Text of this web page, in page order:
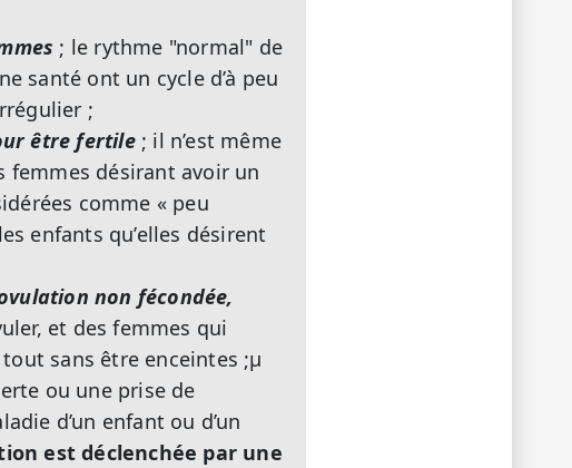
; le rythme "normal" de
santé ont un cycle d’à peu
;
être fertile; il n’est même
femmes désirant avoir un
comme « peu
enfants qu’elles désirent
non fécondée,
et des femmes qui
sans être enceintes ;µ
ou une prise de
d’un enfant ou d’un
est déclenchée par une